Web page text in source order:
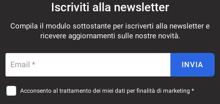
Iscriviti alla newsletter
Compila il modulo sottostante per iscriverti alla newsletter e
ricevere aggiornamenti sulle nostre novità.
Email * INVIA
Acconsento al trattamento dei miei dati per finalità di marketing *